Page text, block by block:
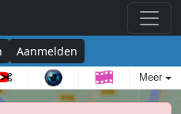
Aanmelden
Meer